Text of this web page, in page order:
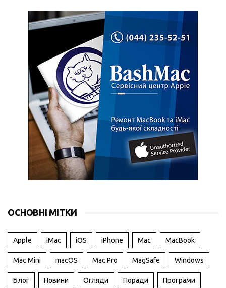
ОСНОВНІ МІТКИ
Apple iMac iOS iPhone Mac MacBook
Mac Mini macOS Mac Pro MagSafe Windows
Блог Новини Огляди Поради Програми